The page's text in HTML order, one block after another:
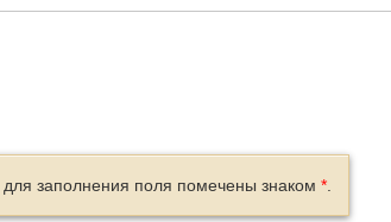
заполнения поля помечены знаком *.